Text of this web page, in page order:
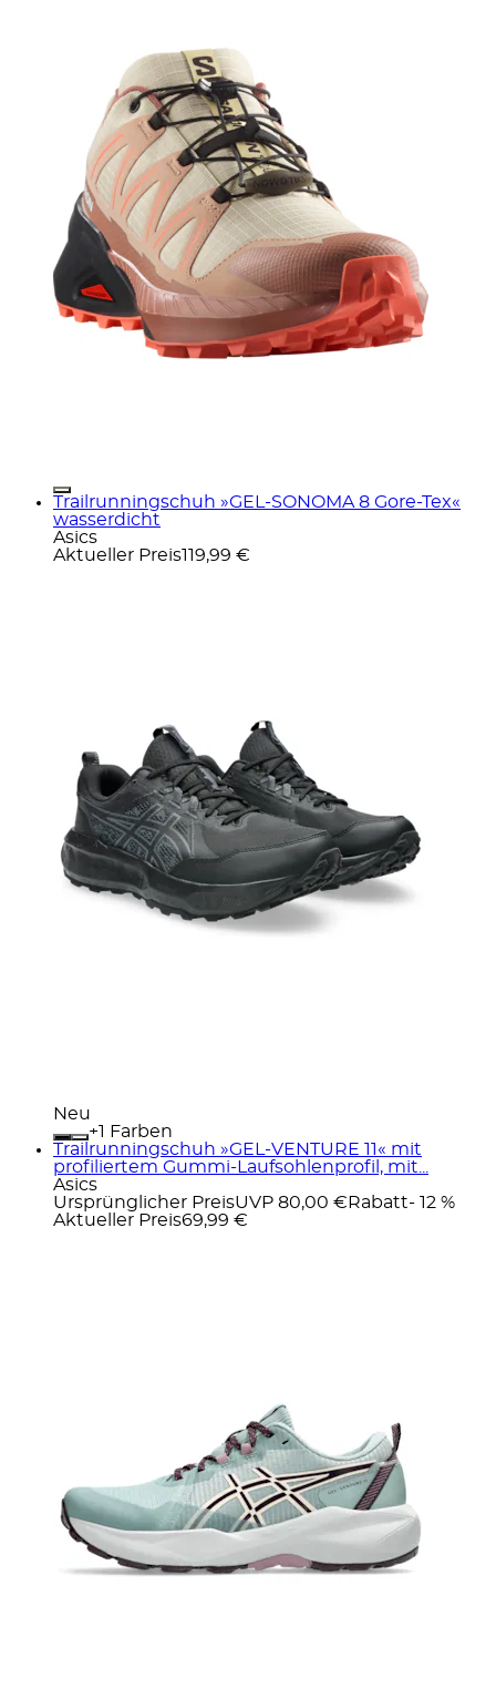
Trailrunningschuh »GEL-SONOMA 8 Gore-Tex«
wasserdicht
Asics
Aktueller Preis119,99 €
Neu
+
Farben
Trailrunningschuh »GEL-VENTURE 11« mit
profiliertem Gummi-Laufsohlenprofil, mit...
Asics
Ursprünglicher PreisUVP 80,00 € Rabatt- 12 %
Aktueller Preis69,99 €